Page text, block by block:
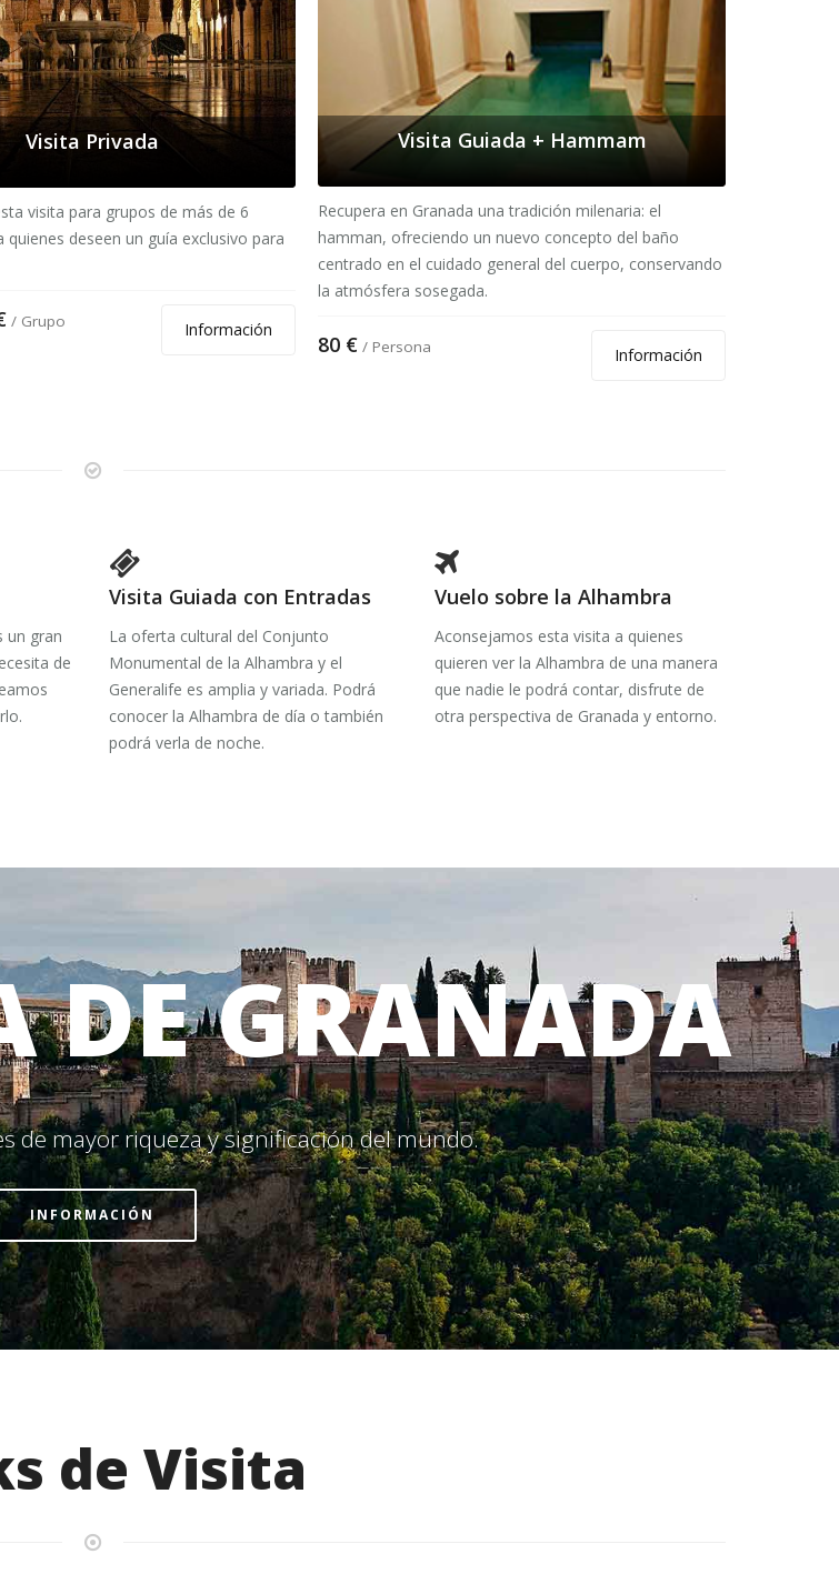
Visita Privada
visita para grupos de más de 6
quienes deseen un guía exclusivo para
/ Grupo Información
Visita Guiada + Hammam
Recupera en Granada una tradición milenaria: el
hamman, ofreciendo un nuevo concepto del baño
centrado en el cuidado general del cuerpo, conservando
la atmósfera sosegada.
80 € / Persona Información
un gran
de
Visita Guiada con Entradas
La oferta cultural del Conjunto
Monumental de la Alhambra y el
Generalife es amplia y variada. Podrá
conocer la Alhambra de día o también
podrá verla de noche.
Vuelo sobre la Alhambra
Aconsejamos esta visita a quienes
quieren ver la Alhambra de una manera
que nadie le podrá contar, disfrute de
otra perspectiva de Granada y entorno.
DE GRANADA
de mayor riqueza y significación del mundo.
INFORMACIÓN
de Visita